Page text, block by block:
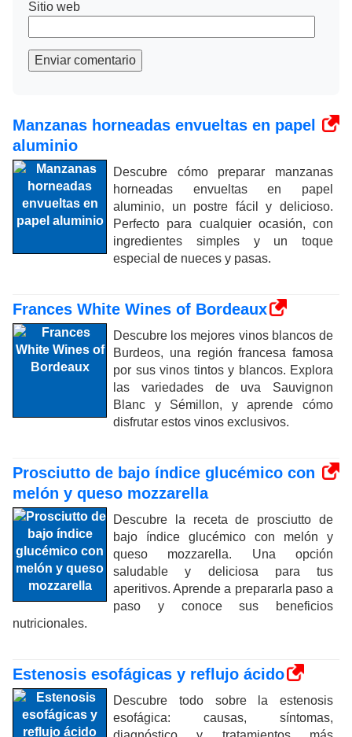
Sitio web
Enviar comentario
Manzanas horneadas envueltas en papel
aluminio
Descubre cómo preparar manzanas
horneadas envueltas en papel
aluminio, un postre fácil y delicioso.
Perfecto para cualquier ocasión, con
ingredientes simples y un toque
especial de nueces y pasas.
Frances White Wines of Bordeaux
Descubre los mejores vinos blancos de
Burdeos, una región francesa famosa
por sus vinos tintos y blancos. Explora
las variedades de uva Sauvignon
Blanc y Sémillon, y aprende cómo
disfrutar estos vinos exclusivos.
Prosciutto de bajo índice glucémico con
melón y queso mozzarella
Descubre la receta de prosciutto de
bajo índice glucémico con melón y
queso mozzarella. Una opción
saludable y deliciosa para tus
aperitivos. Aprende a prepararla paso a
paso y conoce sus beneficios
nutricionales.
Estenosis esofágicas y reflujo ácido
Descubre todo sobre la estenosis
esofágica: causas, síntomas,